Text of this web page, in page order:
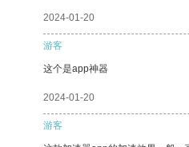
2024-01-20
游客
这个是app神器
2024-01-20
游客